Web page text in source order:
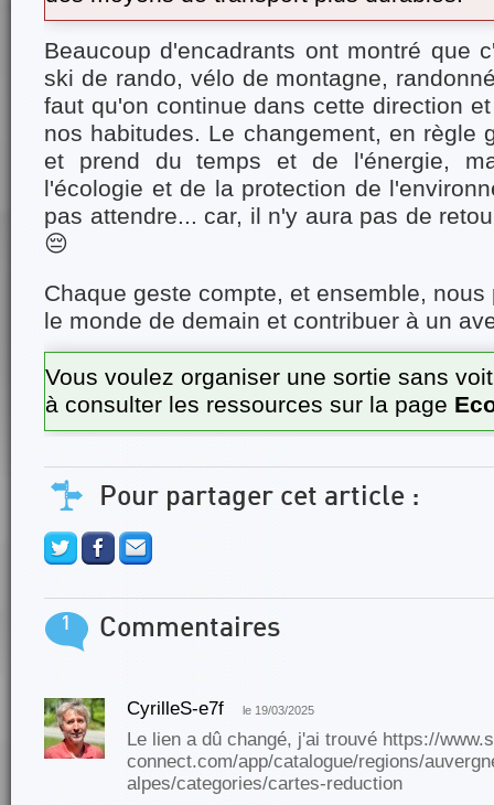
Beaucoup d'encadrants ont montré que
ski de rando, vélo de montagne,
faut qu'on continue dans cette direction
nos habitudes. Le changement, en règle
et prend du temps et de l'énergie,
l'écologie et de la protection de
pas attendre... car, il n'y aura pas de
😔
Chaque geste compte, et ensemble,
le monde de demain et contribuer à un
Vous voulez organiser une sortie sans
à consulter les ressources sur la page
Pour partager cet article :
1 Commentaires
CyrilleS-e7f le 19/03/2025
Le lien a dû changé, j'ai trouvé https://
connect.com/app/catalogue/regions/
alpes/categories/cartes-reduction